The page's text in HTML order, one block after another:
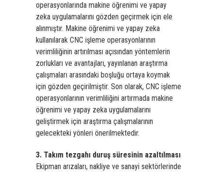
operasyonlarında makine öğrenimi ve yapay
zeka uygulamalarını gözden geçirmek için ele
alınmıştır. Makine öğrenimi ve yapay zeka
kullanılarak CNC işleme operasyonlarının
verimliliğinin artırılması açısından yöntemlerin
zorlukları ve avantajları, yayınlanan araştırma
çalışmaları arasındaki boşluğu ortaya koymak
için gözden geçirilmiştir. Son olarak, CNC işleme
operasyonlarının verimliliğini artırmada makine
öğrenimi ve yapay zeka uygulamalarını
geliştirmek için araştırma çalışmalarının
gelecekteki yönleri önerilmektedir.
3. Takım tezgahı duruş süresinin azaltılması
Ekipman arızaları, nakliye ve sanayi sektörlerinde